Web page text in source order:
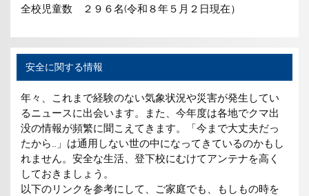
全校児童数 ２９６名(令和８年５月２日現在）
安全に関する情報
年々、これまで経験のない気象状況や災害が発生してい
るニュースに出会います。また、今年度は各地でクマ出
没の情報が頻繁に聞こえてきます。「今まで大丈夫だっ
たから…」は通用しない世の中になってきているのかもし
れません。安全な生活、登下校にむけてアンテナを高く
しておきましょう。
以下のリンクを参考にして、ご家庭でも、もしもの時を